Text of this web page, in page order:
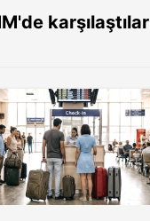
karşılaştılar